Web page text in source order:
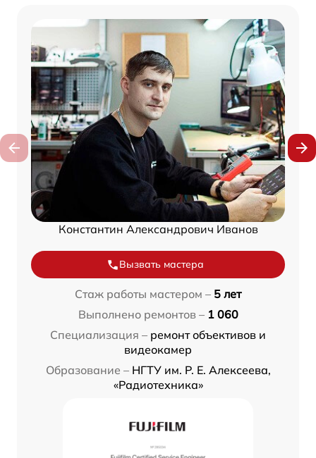
Константин Александрович Иванов
Вызвать мастера
Стаж работы мастером – 5 лет
Выполнено ремонтов – 1 060
Специализация – ремонт объективов и
видеокамер
Образование – НГТУ им. Р. Е. Алексеева,
«Радиотехника»